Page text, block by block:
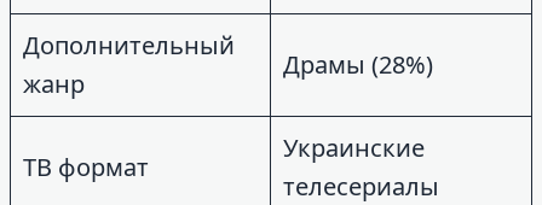
Дополнительный
жанр
Драмы (28%)
ТВ формат
Украинские
телесериалы